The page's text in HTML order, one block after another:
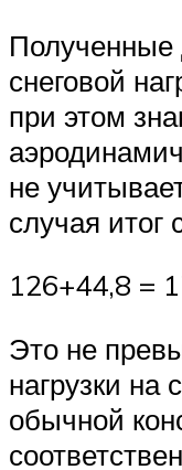
Полученные
снеговой
при этом
не
случая итог
126+44,8 =
Это не
нагрузки на
обычной